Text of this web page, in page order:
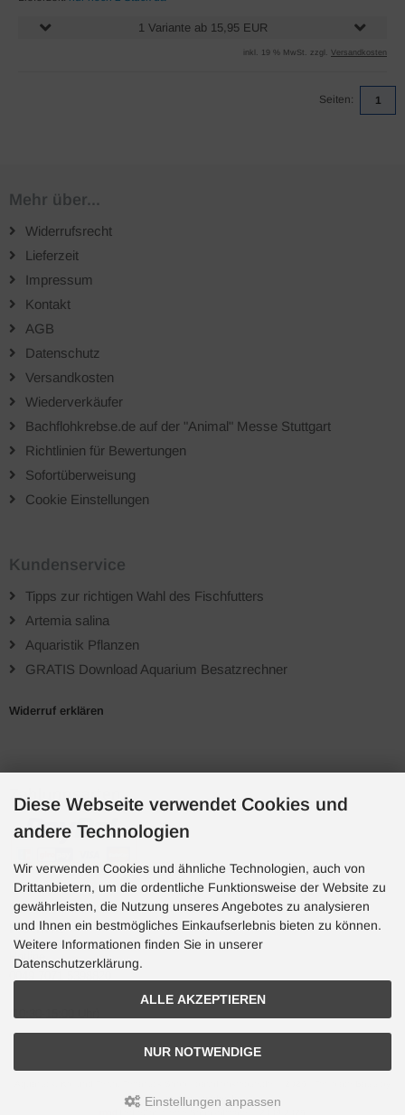
1 Variante ab 15,95 EUR
inkl. 19 % MwSt. zzgl. Versandkosten
Seiten: 1
Mehr über...
Widerrufsrecht
Lieferzeit
Impressum
Kontakt
AGB
Datenschutz
Versandkosten
Wiederverkäufer
Bachflohkrebse.de auf der "Animal" Messe Stuttgart
Richtlinien für Bewertungen
Sofortüberweisung
Cookie Einstellungen
Kundenservice
Tipps zur richtigen Wahl des Fischfutters
Artemia salina
Aquaristik Pflanzen
GRATIS Download Aquarium Besatzrechner
Widerruf erklären
Zahlungsarten
Hotline
Hotline
(10:30-15:00 Uhr)
andreas-guder.de
Diese Webseite verwendet Cookies und
andere Technologien
Wir verwenden Cookies und ähnliche Technologien, auch von
Drittanbietern, um die ordentliche Funktionsweise der Website zu
gewährleisten, die Nutzung unseres Angebotes zu analysieren
und Ihnen ein bestmögliches Einkaufserlebnis bieten zu können.
Weitere Informationen finden Sie in unserer
Datenschutzerklärung.
ALLE AKZEPTIEREN
NUR NOTWENDIGE
Einstellungen anpassen